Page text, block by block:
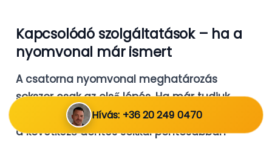
Kapcsolódó szolgáltatások – ha a
nyomvonal már ismert
A csatorna nyomvonal meghatározás
sokszor csak az első lépés. Ha már tudjuk,
merre fut a vezeték és hol a problémás pont,
a következő döntés sokkal pontosabban
Hívás: +36 20 249 0470